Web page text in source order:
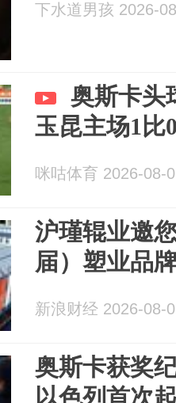
下水道男孩 2026-
奥斯卡头
玉昆主场1比
咪咕体育 2026-08-
沪瑾辊业邀
届）塑业品
新浪财经 2026-08-
奥斯卡获奖
以色列首次